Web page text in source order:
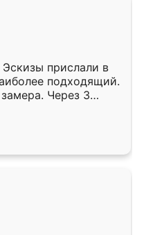
Эскизы прислали в
подходящий.
Через 3
Остались
Ренессанс
работу!